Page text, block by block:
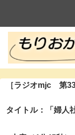
［ラジオmjc 第
タイトル： 「婦人